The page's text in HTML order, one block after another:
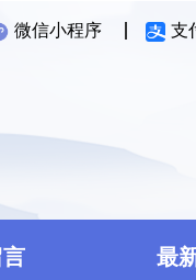
微信小程序 支
最